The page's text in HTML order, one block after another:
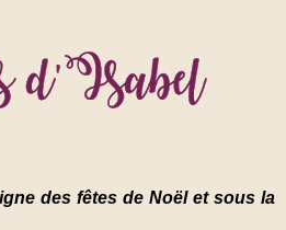
des fêtes de Noël et sous la